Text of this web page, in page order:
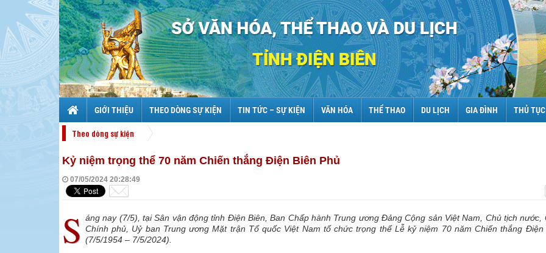
GIỚI THIỆU THEO DÒNG SỰ KIỆN TIN TỨC – SỰ KIỆN VĂN HÓA THỂ THAO DU LỊCH GIA ĐÌNH THỦ
Theo dòng sự kiện
Kỷ niệm trọng thể 70 năm Chiến thắng Điện Biên Phủ
07/05/2024 20:28:49
S áng nay (7/5), tại Sân vận động tỉnh Điện Biên, Ban Chấp hành Trung ương Đảng Cộng sản Việt Nam, Chủ tịch nước,
Chính phủ, Uỷ ban Trung ương Mặt trận Tổ quốc Việt Nam tổ chức trọng thể Lễ kỷ niệm 70 năm Chiến thắng Điện
(7/5/1954 – 7/5/2024).